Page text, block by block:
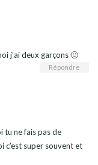
j’ai deux garçons 🙂
Répondre
tu ne fais pas de
c’est super souvent et